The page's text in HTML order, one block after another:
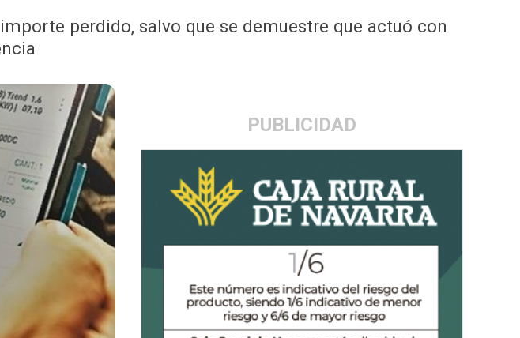
perdido, salvo que se demuestre que actuó con
PUBLICIDAD